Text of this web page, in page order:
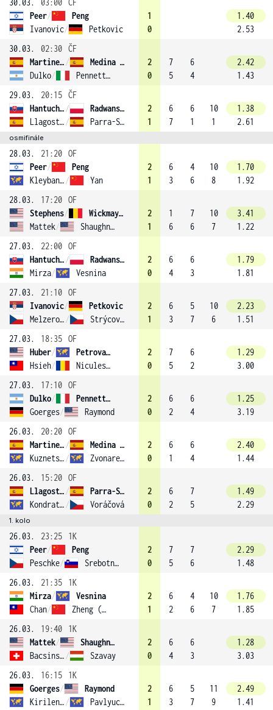
30.03. 03:00 ČF
Peer/
Peng
Ivanovic/ Petkovic
1
0
1.40
2.53
30.03.
02:30 ČF
Martinez Sanchez /
Medina Garrigues (8)
Dulko/ Pennetta (1)
2
0
7
5
6
4
2.42
1.43
29.03.
20:15 ČF
Hantuchová /
Radwanska
Llagostera Vives / Parra-Santonja
2
1
6
7
6
1
10
1
1.38
2.61
osmifinále
28.03. 21:20 OF
Peer/
Peng
Kleybanova / Yan
2
1
6
3
4
6
10
8
1.70
1.92
28.03.
17:20 OF
Stephens/
Wickmayer
Mattek/ Shaughnessy (7)
2
1
1
6
7
6
10
7
3.41
1.22
27.03.
22:00 OF
Hantuchová /
Radwanska
Mirza/ Vesnina
2
0
6
4
6
3
1.79
1.81
27.03.
21:10 OF
Ivanovic/
Petkovic
Melzerová / Strýcová (6)
2
1
6
3
5
7
10
6
2.23
1.51
27.03.
18:35 OF
Huber/
Petrova (3)
Hsieh/ Niculescu
2
0
7
5
6
2
1.29
3.00
27.03.
17:10 OF
Dulko/
Pennetta (1)
Goerges/ Raymond
2
0
6
2
6
4
1.25
3.19
26.03.
20:20 OF
Martinez Sanchez /
Medina Garrigues (8)
Kuznetsova / Zvonareva
2
0
6
1
6
4
2.40
1.44
26.03.
15:20 OF
Llagostera Vives /
Parra-Santonja
Kondratieva / Voráčová
2
0
6
2
7
5
1.49
2.29
1. kolo
26.03. 23:25
1K
Peer/
Peng
Peschke/ Srebotnik (2)
2
0
7
5
7
6
2.29
1.48
26.03.
21:35
1K
Mirza/
Vesnina
Chan/ Zheng (5)
2
1
6
2
4
6
10
7
1.76
1.85
26.03.
19:40
1K
Mattek/
Shaughnessy (7)
Bacsinszky / Szavay
2
0
6
4
6
3
1.28
3.03
26.03.
16:15
1K
Goerges/
Raymond
Kirilenko / Pavlyuchenkova
2
1
6
3
5
7
11
9
2.49
1.41